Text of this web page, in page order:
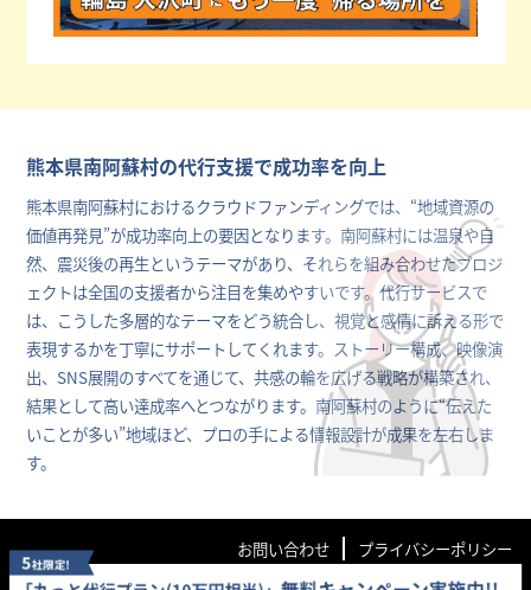
熊本県南阿蘇村の代行支援で成功率を向上
熊本県南阿蘇村におけるクラウドファンディングでは、“地域資源の
価値再発見”が成功率向上の要因となります。南阿蘇村には温泉や自
然、震災後の再生というテーマがあり、それらを組み合わせたプロジ
ェクトは全国の支援者から注目を集めやすいです。代行サービスで
は、こうした多層的なテーマをどう統合し、視覚と感情に訴える形で
表現するかを丁寧にサポートしてくれます。ストーリー構成、映像演
出、SNS展開のすべてを通じて、共感の輪を広げる戦略が構築され、
結果として高い達成率へとつながります。南阿蘇村のように“伝えた
いことが多い”地域ほど、プロの手による情報設計が成果を左右しま
す。
お問い合わせ プライバシーポリシー